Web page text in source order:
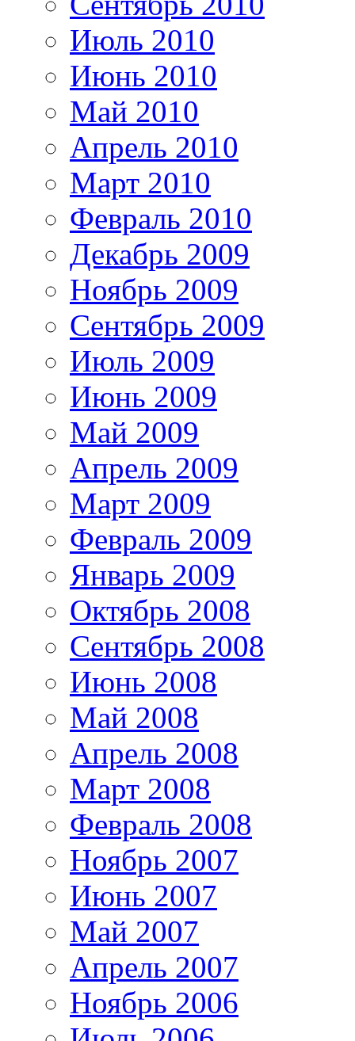
Июль 2010
Июнь 2010
Май 2010
Апрель 2010
Март 2010
Февраль 2010
Декабрь 2009
Ноябрь 2009
Сентябрь 2009
Июль 2009
Июнь 2009
Май 2009
Апрель 2009
Март 2009
Февраль 2009
Январь 2009
Октябрь 2008
Сентябрь 2008
Июнь 2008
Май 2008
Апрель 2008
Март 2008
Февраль 2008
Ноябрь 2007
Июнь 2007
Май 2007
Апрель 2007
Ноябрь 2006